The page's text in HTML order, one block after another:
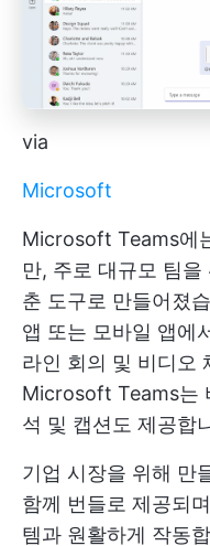
via
Microsoft
Microsoft Teams에
만, 주로 대규모 팀
춘 도구로 만들어졌
앱 또는 모바일 앱에
라인 회의 및 비디오
Microsoft Teams는
석 및 캡션도 제공합
기업 시장을 위해 만
함께 번들로 제공되
템과 원활하게 작동